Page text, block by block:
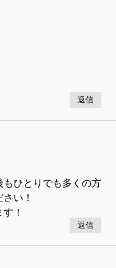
返信
もひとりでも多くの方
い！
！
返信